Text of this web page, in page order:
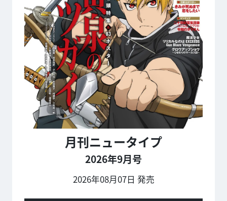
月刊ニュータイプ
2026年9月号
2026年08月07日 発売